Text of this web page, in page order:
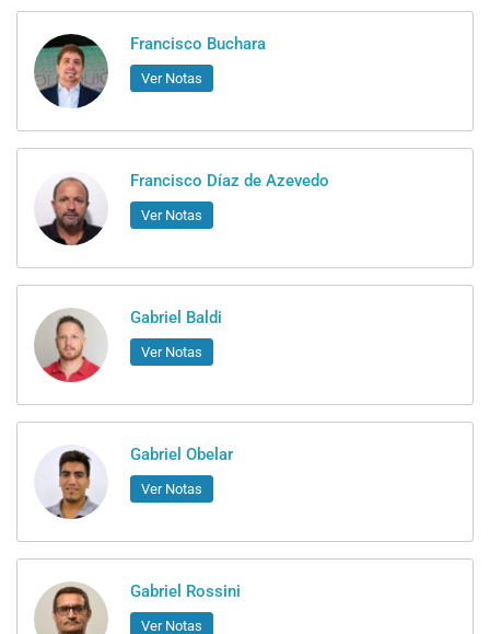
Francisco Buchara
Ver Notas
Francisco Díaz de Azevedo
Ver Notas
Gabriel Baldi
Ver Notas
Gabriel Obelar
Ver Notas
Gabriel Rossini
Ver Notas